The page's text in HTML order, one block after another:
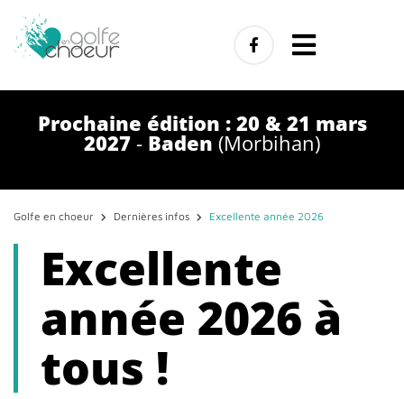
Prochaine édition : 20 & 21 mars
2027 - Baden (Morbihan)
Golfe en choeur Dernières infos Excellente année 2026
Excellente
année 2026 à
tous !